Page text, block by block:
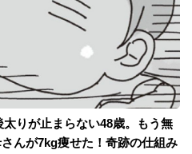
りが止まらない48歳。もう無
んが7kg痩せた！奇跡の仕組み